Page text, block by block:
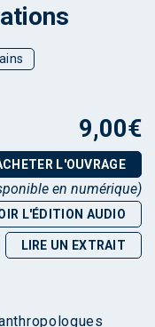
9,00€
L'OUVRAGE
en numérique)
L'ÉDITION AUDIO
LIRE UN EXTRAIT